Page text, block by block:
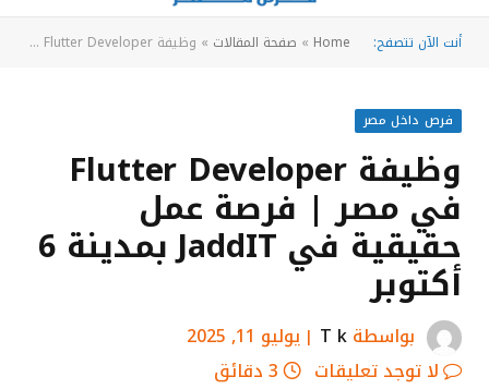
أنت الآن تتصفح: Home
» صفحة المقالات » وظيفة Flutter Developer في مصر | فرصة عمل حقيقية في JaddIT بمدينة 6 أكتوبر
فرص داخل مصر
وظيفة Flutter Developer
في مصر | فرصة عمل
حقيقية في JaddIT بمدينة 6
أكتوبر
بواسطةT k
يوليو 11, 2025
لا توجد تعليقات
3 دقائق